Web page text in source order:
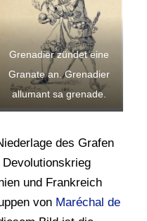
Grenadier zündet eine
Granate an. Grenadier
allumant sa grenade.
des Grafen
und Frankreich
von Maréchal de